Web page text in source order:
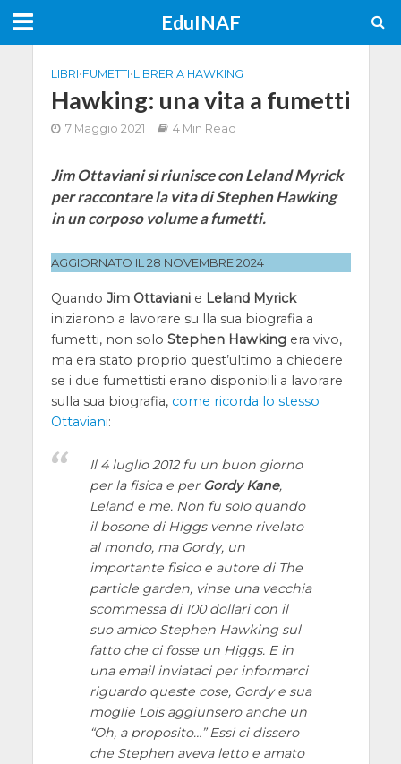
EduINAF
LIBRI•FUMETTI•LIBRERIA HAWKING
Hawking: una vita a fumetti
7 Maggio 2021 4 Min Read
Jim Ottaviani si riunisce con Leland Myrick
per raccontare la vita di Stephen Hawking
in un corposo volume a fumetti.
AGGIORNATO IL 28 NOVEMBRE 2024
Quando Jim Ottavianie Leland Myrick
iniziarono a lavorare su lla sua biografia a
fumetti, non solo Stephen Hawkingera vivo,
ma era stato proprio quest’ultimo a chiedere
se i due fumettisti erano disponibili a lavorare
sulla sua biografia, come ricorda lo stesso
Ottaviani:
Il 4 luglio 2012 fu un buon giorno
per la fisica e per Gordy Kane,
Leland e me. Non fu solo quando
il bosone di Higgs venne rivelato
al mondo, ma Gordy, un
importante fisico e autore di The
particle garden, vinse una vecchia
scommessa di 100 dollari con il
suo amico Stephen Hawking sul
fatto che ci fosse un Higgs. E in
una email inviataci per informarci
riguardo queste cose, Gordy e sua
moglie Lois aggiunsero anche un
“Oh, a proposito…” Essi ci dissero
che Stephen aveva letto e amato